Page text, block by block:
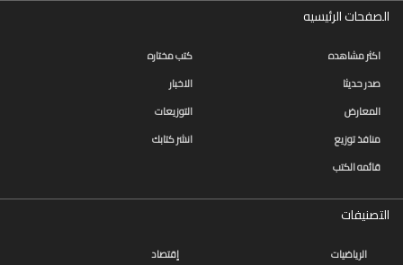
تسويق
تطوير
التعليم
المستقبل
تنمية
الذات
جودة
الصفحات الرئيسيه
اكثر مشاهده
كتب مختاره
صدر حديثا
الاخبار
المعارض
التوزيعات
منافذ توزيع
انشر كتابك
قائمه الكتب
التصنيفات
الرياضيات
إقتصاد